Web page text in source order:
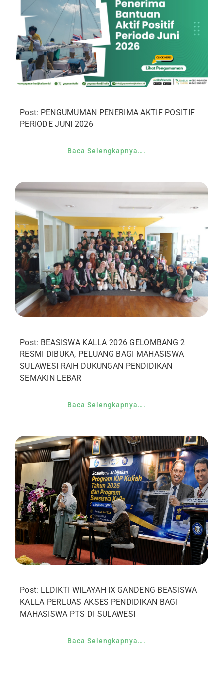
Post: PENGUMUMAN PENERIMA AKTIF POSITIF
PERIODE JUNI 2026
Baca Selengkapnya….
Post: BEASISWA KALLA 2026 GELOMBANG 2
RESMI DIBUKA, PELUANG BAGI MAHASISWA
SULAWESI RAIH DUKUNGAN PENDIDIKAN
SEMAKIN LEBAR
Baca Selengkapnya….
Post: LLDIKTI WILAYAH IX GANDENG BEASISWA
KALLA PERLUAS AKSES PENDIDIKAN BAGI
MAHASISWA PTS DI SULAWESI
Baca Selengkapnya….